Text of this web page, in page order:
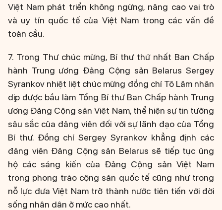
Việt Nam phát triển không ngừng, nâng cao vai trò
và uy tín quốc tế của Việt Nam trong các vấn đề
toàn cầu.
7. Trong Thư chúc mừng, Bí thư thứ nhất Ban Chấp
hành Trung ương Đảng Cộng sản Belarus Sergey
Syrankov nhiệt liệt chúc mừng đồng chí Tô Lâm nhân
dịp được bầu làm Tổng Bí thư Ban Chấp hành Trung
ương Đảng Cộng sản Việt Nam, thể hiện sự tin tưởng
sâu sắc của đảng viên đối với sự lãnh đạo của Tổng
Bí thư. Đồng chí Sergey Syrankov khẳng định các
đảng viên Đảng Cộng sản Belarus sẽ tiếp tục ủng
hộ các sáng kiến của Đảng Cộng sản Việt Nam
trong phong trào cộng sản quốc tế cũng như trong
nỗ lực đưa Việt Nam trở thành nước tiên tiến với đời
sống nhân dân ở mức cao nhất.